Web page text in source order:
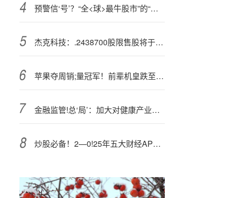
预警信‘号’？“全<球>最牛股市”的“恐慌指数”开始飙升……
杰克科技：.2438700股限售股将于11月24日上市流通
苹果夺周销;量冠军！前辈机皇跌至爱疯价创感人新记录！
金融监管!总‘局’：加大对健康产业、养老产业和银发经济的支持力度
炒股必备！2—0!25年五大财经APP全方位测评，新浪财经智能AI助你领先一步